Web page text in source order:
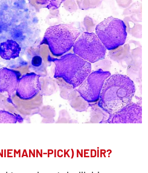
PICK) NEDİR?